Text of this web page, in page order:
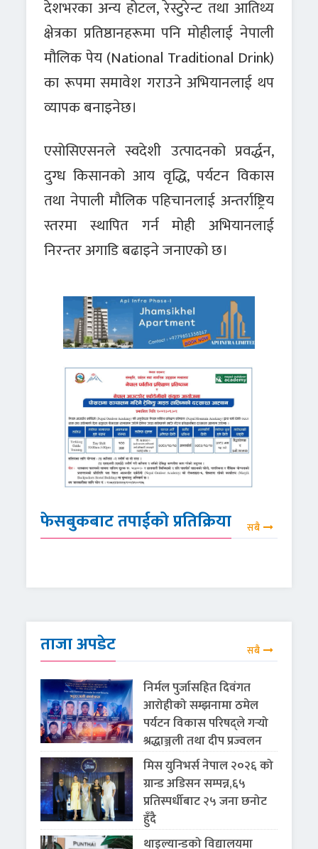
देशभरका अन्य होटल, रेस्टुरेन्ट तथा आतिथ्य
क्षेत्रका प्रतिष्ठानहरूमा पनि मोहीलाई नेपाली
मौलिक पेय (National Traditional Drink)
का रूपमा समावेश गराउने अभियानलाई थप
व्यापक बनाइनेछ।
एसोसिएसनले स्वदेशी उत्पादनको प्रवर्द्धन,
दुग्ध किसानको आय वृद्धि, पर्यटन विकास
तथा नेपाली मौलिक पहिचानलाई अन्तर्राष्ट्रिय
स्तरमा स्थापित गर्न मोही अभियानलाई
निरन्तर अगाडि बढाइने जनाएको छ।
फेसबुकबाट तपाईको प्रतिक्रिया सबै
ताजा अपडेट सबै
निर्मल पुर्जासहित दिवंगत
आरोहीको सम्झनामा ठमेल
पर्यटन विकास परिषद्ले गर्‍यो
श्रद्धाञ्जली तथा दीप प्रज्वलन
मिस युनिभर्स नेपाल २०२६ को
ग्रान्ड अडिसन सम्पन्न,६५
प्रतिस्पर्धीबाट २५ जना छनोट
हुँदै
थाइल्यान्डको विद्यालयमा